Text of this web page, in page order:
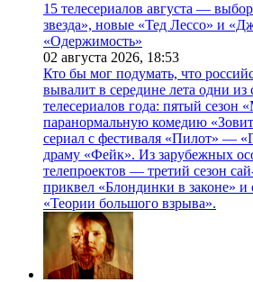
15 телесериалов августа —
звезда», новые «Тед Лессо» и
«Одержимость»
02 августа 2026, 18:53
Кто бы мог подумать, что
вывалит в середине лета одни
телесериалов года: пятый сезон
паранормальную комедию
сериал с фестиваля «Пилот» —
драму «Фейк». Из зарубежных
телепроектов — третий сезон
приквел «Блондинки в законе»
«Теории большого взрыва».